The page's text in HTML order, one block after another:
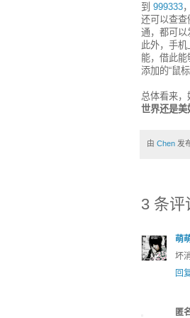
到 999333
还可以查查
通，都可以
此外，手机
能，借此
添加的“鼠
总体看来，
世界还是美
由 Chen 发
3 条评
萌
坏
回
匿